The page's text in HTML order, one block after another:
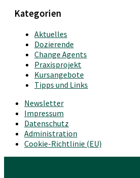
Kategorien
Aktuelles
Dozierende
Change Agents
Praxisprojekt
Kursangebote
Tipps und Links
Newsletter
Impressum
Datenschutz
Administration
Cookie-Richtlinie (EU)